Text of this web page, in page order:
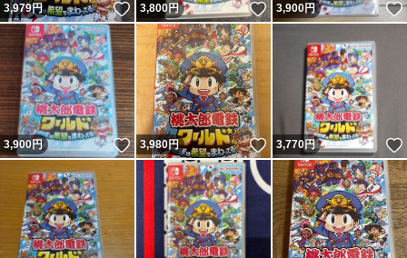
3,979円 いいね！
3,800円 いいね！
3,900円
3,900円 いいね！
3,980円 いいね！
3,770円